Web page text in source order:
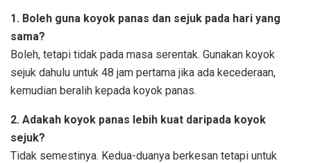
1. Boleh guna koyok panas dan sejuk pada hari yang
sama?
Boleh, tetapi tidak pada masa serentak. Gunakan koyok
sejuk dahulu untuk 48 jam pertama jika ada kecederaan,
kemudian beralih kepada koyok panas.
2. Adakah koyok panas lebih kuat daripada koyok
sejuk?
Tidak semestinya. Kedua-duanya berkesan tetapi untuk